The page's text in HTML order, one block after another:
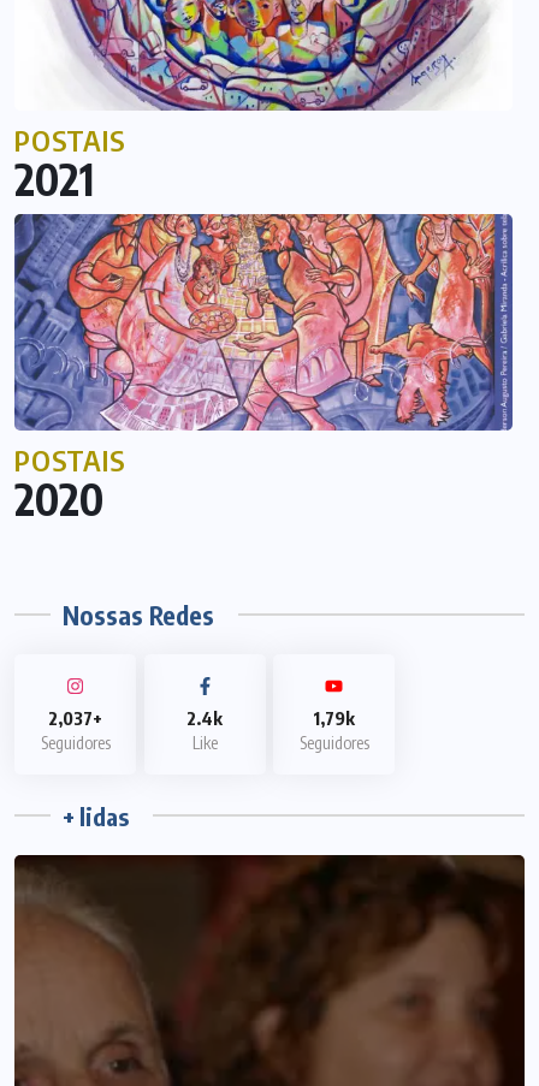
POSTAIS
2021
POSTAIS
2020
Nossas Redes
2,037+
Seguidores
2.4k
Like
1,79k
Seguidores
+ lidas